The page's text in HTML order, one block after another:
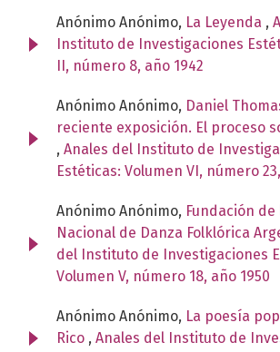
Anónimo Anónimo, La Leyenda ,
Instituto de Investigaciones
II, número 8, año 1942
Anónimo Anónimo, Daniel
reciente exposición. El proceso
, Anales del Instituto de
Estéticas: Volumen VI, número
Anónimo Anónimo, Fundación de
Nacional de Danza Folklórica
del Instituto de Investigaciones
Volumen V, número 18, año 1950
Anónimo Anónimo, La poesía
Rico , Anales del Instituto de